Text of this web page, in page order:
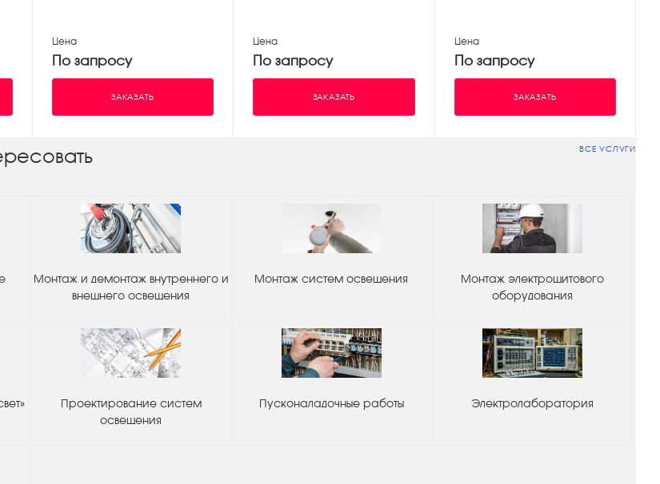
Цена
По запросу
ЗАКАЗАТЬ
Цена
По запросу
ЗАКАЗАТЬ
Цена
По запросу
ЗАКАЗАТЬ
ВСЕ УСЛУГИ
Монтаж и демонтаж внутреннего и
внешнего освещения
Монтаж систем освещения
Монтаж электрощитового
оборудования
Проектирование систем
освещения
Пусконаладочные работы Электролаборатория